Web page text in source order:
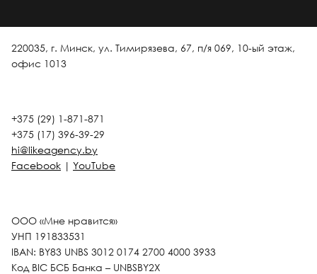
220035, г. Минск, ул. Тимирязева, 67, п/я 069, 10-ый этаж,
офис 1013
+375 (29) 1-871-871
+375 (17) 396-39-29
hi@likeagency.by
Facebook | YouTube
ООО «Мне нравится»
УНП 191833531
IBAN: BY83 UNBS 3012 0174 2700 4000 3933
Код BIC БСБ Банка – UNBSBY2X